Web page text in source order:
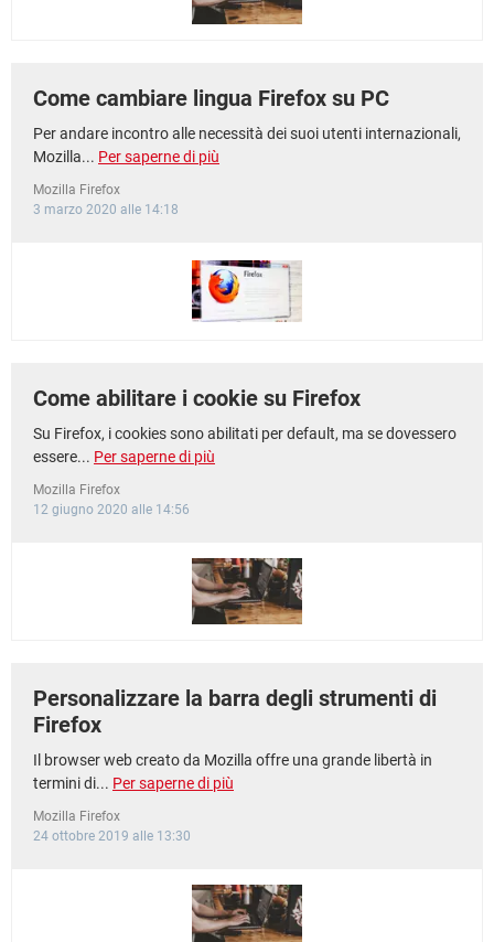
Come cambiare lingua Firefox su PC
Per andare incontro alle necessità dei suoi utenti internazionali,
Mozilla... Per saperne di più
Mozilla Firefox
3 marzo 2020 alle 14:18
Come abilitare i cookie su Firefox
Su Firefox, i cookies sono abilitati per default, ma se dovessero
essere... Per saperne di più
Mozilla Firefox
12 giugno 2020 alle 14:56
Personalizzare la barra degli strumenti di
Firefox
Il browser web creato da Mozilla offre una grande libertà in
termini di... Per saperne di più
Mozilla Firefox
24 ottobre 2019 alle 13:30